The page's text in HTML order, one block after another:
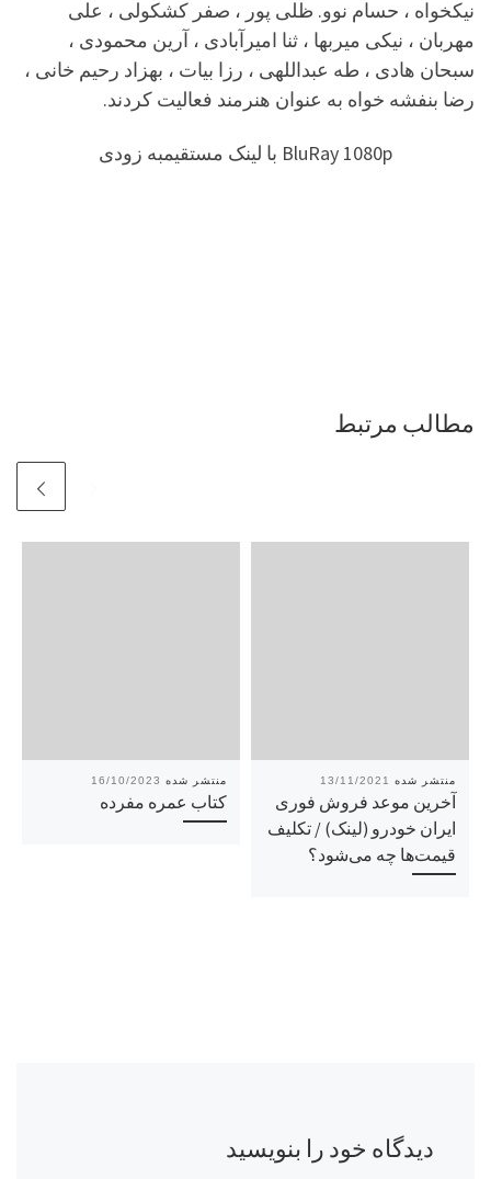
نیکخواه ، حسام نوو. ظلی پور ، صفر کشکولی ، علی
مهربان ، نیکی میربها ، ثنا امیرآبادی ، آرین محمودی ،
سبحان هادی ، طه عبداللهی ، رزا بیات ، بهزاد رحیم خانی ،
رضا بنفشه خواه به عنوان هنرمند فعالیت کردند.
BluRay 1080p با لینک مستقیمبه زودی
مطالب مرتبط
16/10/2023
کتاب عمره مفرده
13/11/2021
آخرین موعد فروش فوری
ایران خودرو (لینک) / تکلیف
قیمت‌ها چه می‌شود؟
دیدگاه خود را بنویسید